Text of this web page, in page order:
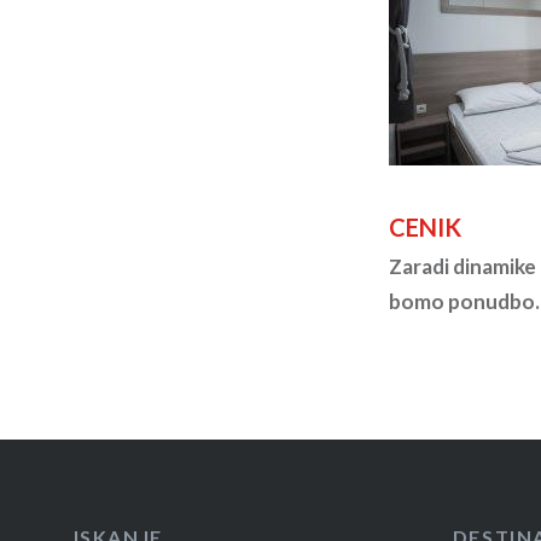
CENIK
Zaradi
bomo ponudbo.